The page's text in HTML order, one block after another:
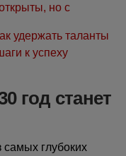
но с
удержать таланты
к успеху
год станет
самых глубоких